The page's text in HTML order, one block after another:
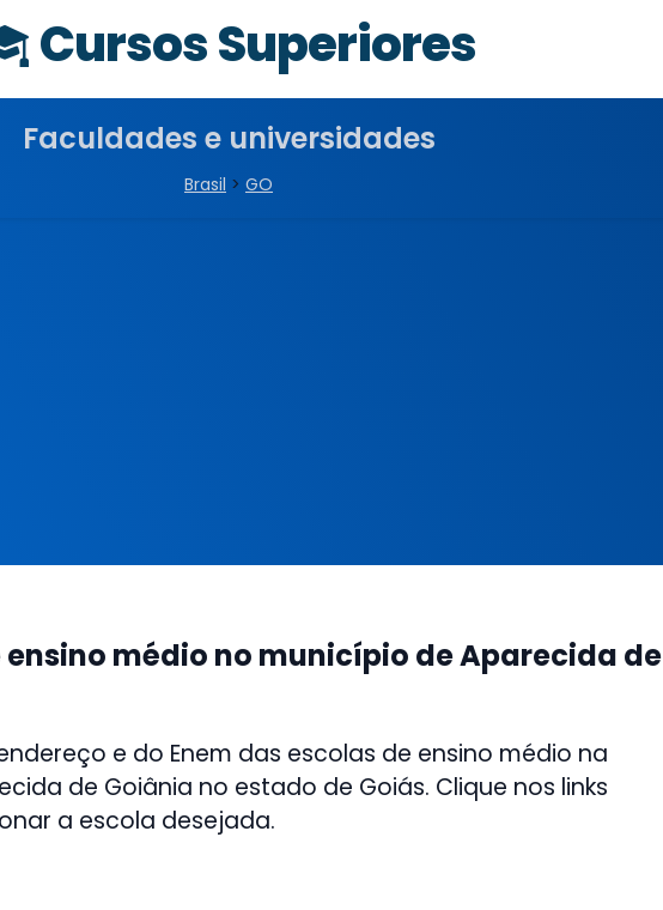
Cursos Superiores
Faculdades e universidades
Brasil > GO
ensino médio no município de Aparecida de
e do Enem das escolas de ensino médio na
de Goiânia no estado de Goiás. Clique nos links
a escola desejada.